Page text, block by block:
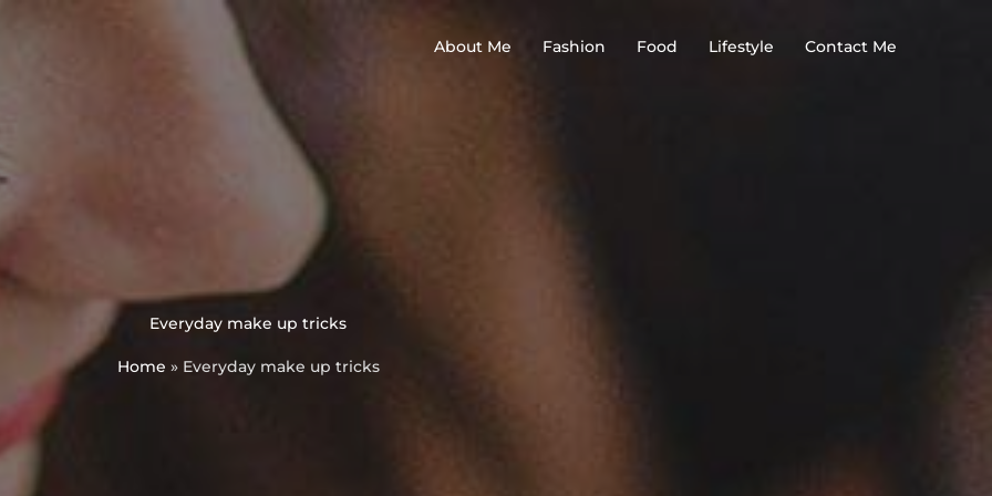
About Me Fashion Food Lifestyle Contact Me
Everyday make up tricks
Home » Everyday make up tricks